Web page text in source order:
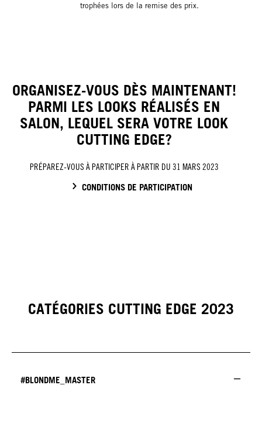
trophées lors de la remise des prix.
ORGANISEZ-VOUS DÈS MAINTENANT!
PARMI LES LOOKS RÉALISÉS EN
SALON, LEQUEL SERA VOTRE LOOK
CUTTING EDGE?
PRÉPAREZ-VOUS À PARTICIPER À PARTIR DU 31 MARS 2023
CONDITIONS DE PARTICIPATION
CATÉGORIES CUTTING EDGE 2023
#BLONDME_MASTER